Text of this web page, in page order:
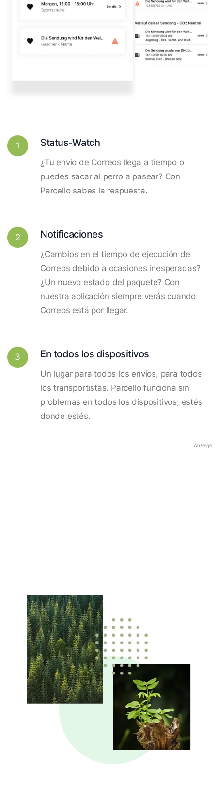
1 Status-Watch
¿Tu envío de Correos llega a tiempo o
puedes sacar al perro a pasear? Con
Parcello sabes la respuesta.
2 Notificaciones
¿Cambios en el tiempo de ejecución de
Correos debido a ocasiones inesperadas?
¿Un nuevo estado del paquete? Con
nuestra aplicación siempre verás cuando
Correos está por llegar.
3 En todos los dispositivos
Un lugar para todos los envíos, para todos
los transportistas. Parcello funciona sin
problemas en todos los dispositivos, estés
donde estés.
Anzeige